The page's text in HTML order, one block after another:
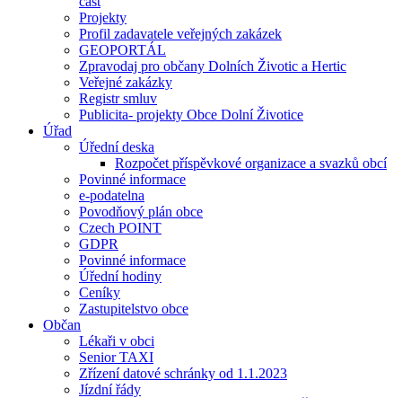
Projekty
Profil zadavatele veřejných zakázek
GEOPORTÁL
Zpravodaj pro občany Dolních Životic a Hertic
Veřejné zakázky
Registr smluv
Publicita- projekty Obce Dolní Životice
Úřad
Úřední deska
Rozpočet příspěvkové organizace a svazků obcí
Povinné informace
e-podatelna
Povodňový plán obce
Czech POINT
GDPR
Povinné informace
Úřední hodiny
Ceníky
Zastupitelstvo obce
Občan
Lékaři v obci
Senior TAXI
Zřízení datové schránky od 1.1.2023
Jízdní řády